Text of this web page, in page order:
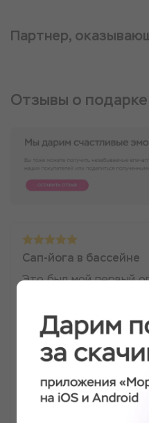
Партнер,
Отзывы о подарке
Сап-йога в бассейне
Это был мой первый
расслабляющей
свой баланс и
Инструктор объяснял
Обязательно приду
Антонина Тулеганова